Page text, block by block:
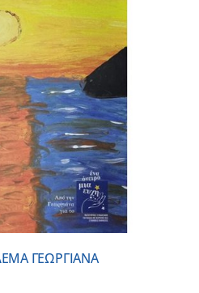
ΓΕΩΡΓΙΑΝΑ